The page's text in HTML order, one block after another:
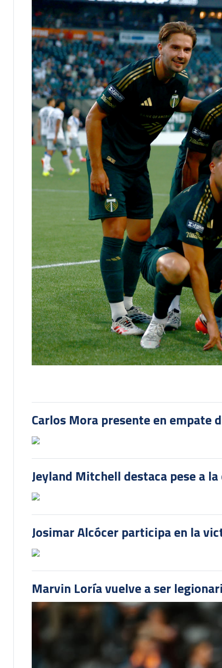
Carlos Mora presente en empate
Jeyland Mitchell destaca pese a
Josimar Alcócer participa en la
Marvin Loría vuelve a ser